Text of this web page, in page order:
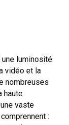
luminosité
vidéo et la
nombreuses
haute
vaste
: